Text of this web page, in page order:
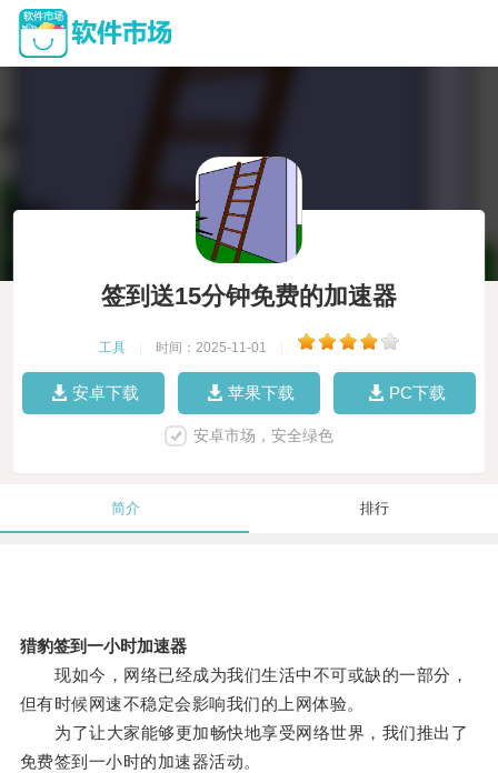
签到送15分钟免费的加速器
工具 时间：2025-11-01
安卓下载 苹果下载 PC下载
安卓市场，安全绿色
简介 排行
猎豹签到一小时加速器
现如今，网络已经成为我们生活中不可或缺的一部分，
但有时候网速不稳定会影响我们的上网体验。
为了让大家能够更加畅快地享受网络世界，我们推出了
免费签到一小时的加速器活动。